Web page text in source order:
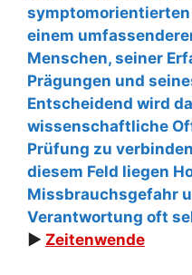
einem
Menschen, seiner
Prägungen und
Entscheidend wird
wissenschaftliche
Prüfung zu
diesem Feld liegen
Missbrauchsgefahr
Verantwortung oft
► Zeitenwende